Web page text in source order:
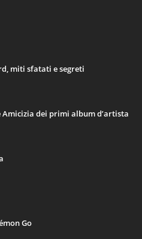
miti sfatati e segreti
dei primi album d’artista
Go